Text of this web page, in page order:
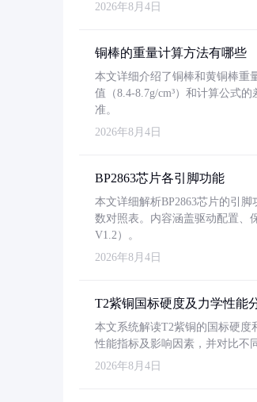
2026年8月4日
铜棒的重量计算方法有哪些
本文详细介绍了铜棒和黄铜棒重
值（8.4-8.7g/cm³）和计算公式
准。
2026年8月4日
BP2863芯片各引脚功能
本文详细解析BP2863芯片的引
数对照表。内容涵盖驱动配置、
V1.2）。
2026年8月4日
T2紫铜国标硬度及力学性能
本文系统解读T2紫铜的国标硬度
性能指标及影响因素，并对比不
2026年8月4日